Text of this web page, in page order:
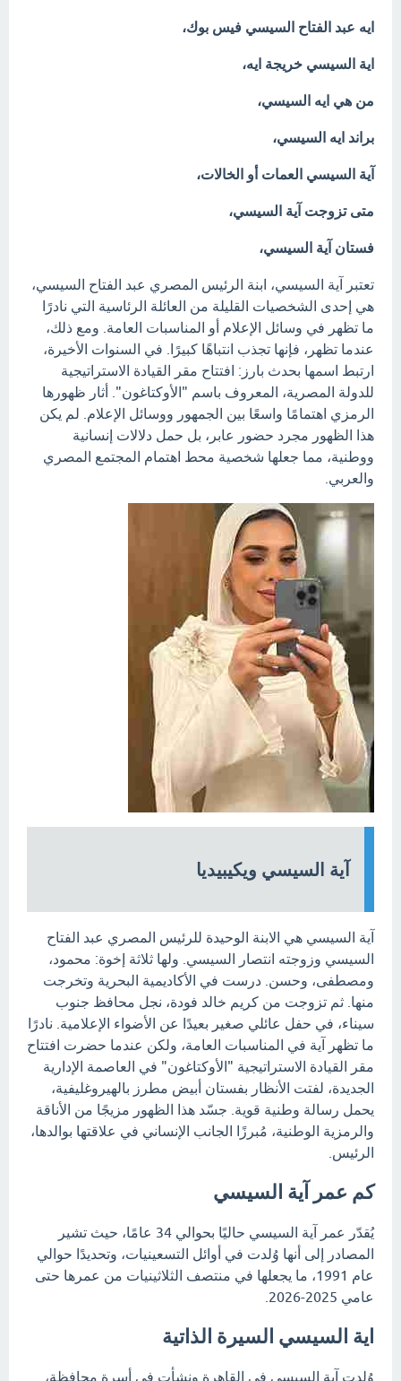
ايه عبد الفتاح السيسي فيس بوك،
اية السيسي خريجة ايه،
من هي ايه السيسي،
براند ايه السيسي،
آية السيسي العمات أو الخالات،
متى تزوجت آية السيسي،
فستان آية السيسي،
تعتبر آية السيسي، ابنة الرئيس المصري عبد الفتاح السيسي،
هي إحدى الشخصيات القليلة من العائلة الرئاسية التي نادرًا
ما تظهر في وسائل الإعلام أو المناسبات العامة. ومع ذلك،
عندما تظهر، فإنها تجذب انتباهًا كبيرًا. في السنوات الأخيرة،
ارتبط اسمها بحدث بارز: افتتاح مقر القيادة الاستراتيجية
للدولة المصرية، المعروف باسم "الأوكتاغون". أثار ظهورها
الرمزي اهتمامًا واسعًا بين الجمهور ووسائل الإعلام. لم يكن
هذا الظهور مجرد حضور عابر، بل حمل دلالات إنسانية
ووطنية، مما جعلها شخصية محط اهتمام المجتمع المصري
والعربي.
آية السيسي ويكيبيديا
آية السيسي هي الابنة الوحيدة للرئيس المصري عبد الفتاح
السيسي وزوجته انتصار السيسي. ولها ثلاثة إخوة: محمود،
ومصطفى، وحسن. درست في الأكاديمية البحرية وتخرجت
منها. ثم تزوجت من كريم خالد فودة، نجل محافظ جنوب
سيناء، في حفل عائلي صغير بعيدًا عن الأضواء الإعلامية. نادرًا
ما تظهر آية في المناسبات العامة، ولكن عندما حضرت افتتاح
مقر القيادة الاستراتيجية "الأوكتاغون" في العاصمة الإدارية
الجديدة، لفتت الأنظار بفستان أبيض مطرز بالهيروغليفية،
يحمل رسالة وطنية قوية. جسّد هذا الظهور مزيجًا من الأناقة
والرمزية الوطنية، مُبرزًا الجانب الإنساني في علاقتها بوالدها،
الرئيس.
كم عمر آية السيسي
يُقدّر عمر آية السيسي حاليًا بحوالي 34 عامًا، حيث تشير
المصادر إلى أنها وُلدت في أوائل التسعينيات، وتحديدًا حوالي
عام 1991، ما يجعلها في منتصف الثلاثينيات من عمرها حتى
عامي 2025-2026.
اية السيسي السيرة الذاتية
وُلدت آية السيسي في القاهرة ونشأت في أسرة محافظة،